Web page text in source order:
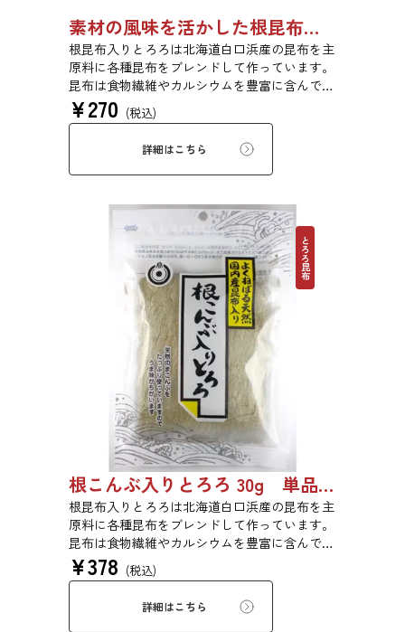
素材の風味を活かした根昆布入りとろろ 23g 単品 5袋セット 20袋セット 3481
根昆布入りとろろは北海道白口浜産の昆布を主
原料に各種昆布をブレンドして作っています。
昆布は食物繊維やカルシウムを豊富に含んでい
ます。薄くふんわりと削っており、ご飯やお吸
い物、うどんに入れて美味しく召し上がれま
す。お口の中でとろーり、つるっと広がる根昆
布入りとろろを是非ご賞味ください。
¥270 (税込)
詳細はこちら
とろろ昆布
根こんぶ入りとろろ 30g 単品 5袋セット 20袋セット 1877
根昆布入りとろろは北海道白口浜産の昆布を主
原料に各種昆布をブレンドして作っています。
昆布は食物繊維やカルシウムを豊富に含んでい
ます。薄くふんわりと削っており、ご飯やお吸
い物、うどんに入れて美味しく召し上がれま
す。お口の中でとろーり、つるっと広がる根昆
布入りとろろを是非ご賞味ください。
¥378 (税込)
詳細はこちら